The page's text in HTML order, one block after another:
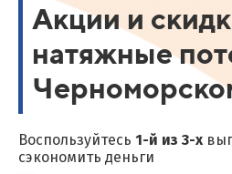
Акции и
натяжные
Воспользуйтесь 1-й из 3-х
сэкономить деньги